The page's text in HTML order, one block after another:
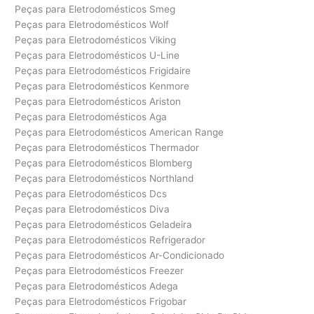
Peças para Eletrodomésticos Smeg
Peças para Eletrodomésticos Wolf
Peças para Eletrodomésticos Viking
Peças para Eletrodomésticos U-Line
Peças para Eletrodomésticos Frigidaire
Peças para Eletrodomésticos Kenmore
Peças para Eletrodomésticos Ariston
Peças para Eletrodomésticos Aga
Peças para Eletrodomésticos American Range
Peças para Eletrodomésticos Thermador
Peças para Eletrodomésticos Blomberg
Peças para Eletrodomésticos Northland
Peças para Eletrodomésticos Dcs
Peças para Eletrodomésticos Diva
Peças para Eletrodomésticos Geladeira
Peças para Eletrodomésticos Refrigerador
Peças para Eletrodomésticos Ar-Condicionado
Peças para Eletrodomésticos Freezer
Peças para Eletrodomésticos Adega
Peças para Eletrodomésticos Frigobar